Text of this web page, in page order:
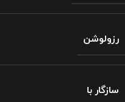
رزولوشن
سازگار با